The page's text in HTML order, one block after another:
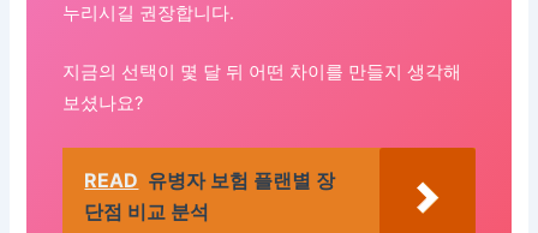
누리시길 권장합니다.
지금의 선택이 몇 달 뒤 어떤 차이를 만들지 생각해
보셨나요?
READ 유병자 보험 플랜별 장
단점 비교 분석